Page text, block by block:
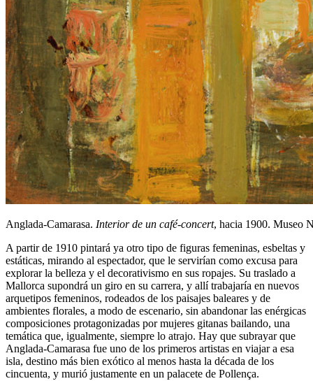
Anglada-Camarasa. Interior de un café-concert, hacia 1900. Museo
A partir de 1910 pintará ya otro tipo de figuras femeninas, esbeltas y
estáticas, mirando al espectador, que le servirían como excusa para
explorar la belleza y el decorativismo en sus ropajes. Su traslado a
Mallorca supondrá un giro en su carrera, y allí trabajaría en nuevos
arquetipos femeninos, rodeados de los paisajes baleares y de
ambientes florales, a modo de escenario, sin abandonar las enérgicas
composiciones protagonizadas por mujeres gitanas bailando, una
temática que, igualmente, siempre lo atrajo. Hay que subrayar que
Anglada-Camarasa fue uno de los primeros artistas en viajar a esa
isla, destino más bien exótico al menos hasta la década de los
cincuenta, y murió justamente en un palacete de Pollença.